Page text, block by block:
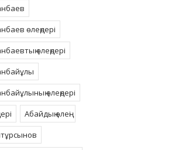
өлеңдері
өлеңдері
өлеңдері
Абайдың өлеңі